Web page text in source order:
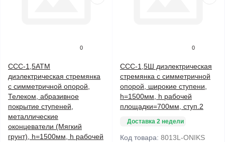
0
ССС-1,5АТМ
диэлектрическая стремянка
с симметричной опорой,
Телеком, абразивное
покрытие ступеней,
металлические
оконцеватели (Мягкий
грунт), h=1500мм, h рабочей
0
ССС-1,5Ш диэлектрическая
стремянка с симметричной
опорой, широкие ступени,
h=1500мм, h рабочей
площадки=700мм, ступ.2
Доставка 2 недели
Код товара: 8013L-ONIKS